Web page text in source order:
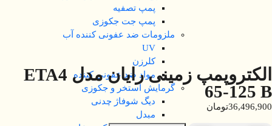
پمپ تصفیه
پمپ جت جکوزی
ملزومات ضد عفونی کننده آب
UV
کلرزن
مواد ضد عفونی کننده
گرمایش استخر و جکوزی
دیگ شوفاژ چدنی
مبدل
الکتروپمپ زمینی رایان مدل ETA4
65-125 B
36,496,900تومان